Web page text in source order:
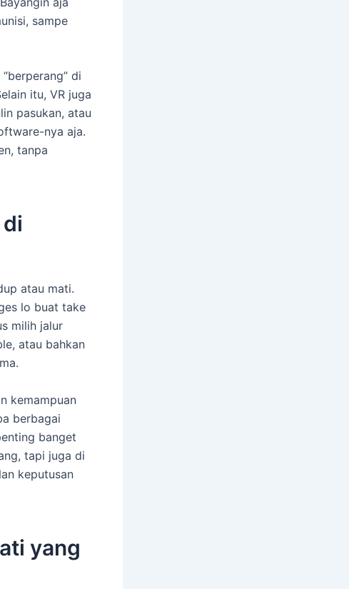
sampe
di
itu, VR juga
pasukan, atau
nya aja.
tanpa
atau mati.
lo buat take
milih jalur
atau bahkan
kemampuan
berbagai
banget
tapi juga di
keputusan
yang